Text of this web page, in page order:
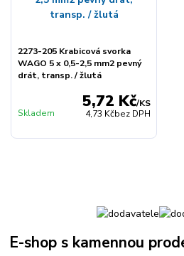
2273-205 Krabicová svorka
WAGO 5 x 0,5-2,5 mm2 pevný
drát, transp. / žlutá
5,72 Kč/KS
4,73 Kčbez DPH
Skladem
E-shop s kamennou